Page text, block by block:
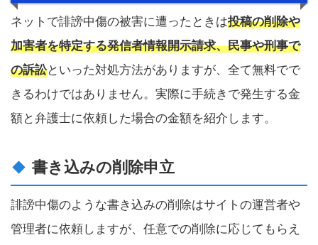
ネットで誹謗中傷の被害に遭ったときは投稿の削除や
加害者を特定する発信者情報開示請求、民事や刑事で
の訴訟といった対処方法がありますが、全て無料でで
きるわけではありません。実際に手続きで発生する金
額と弁護士に依頼した場合の金額を紹介します。
書き込みの削除申立
誹謗中傷のような書き込みの削除はサイトの運営者や
管理者に依頼しますが、任意での削除に応じてもらえ